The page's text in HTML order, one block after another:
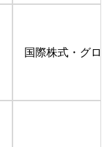
国際株式・グロ